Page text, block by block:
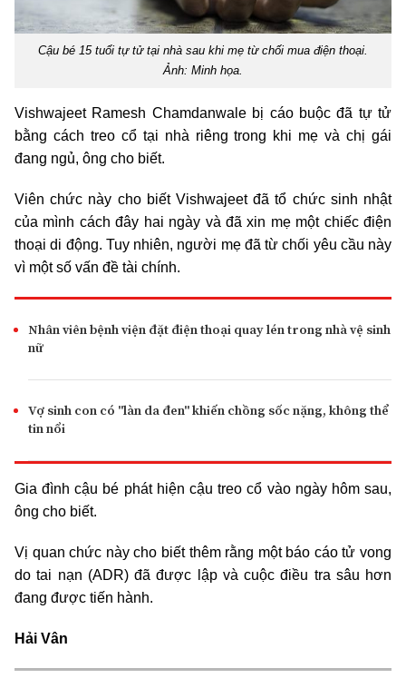
Cậu bé 15 tuổi tự tử tại nhà sau khi mẹ từ chối mua điện thoại.
Ảnh: Minh họa.
Vishwajeet Ramesh Chamdanwale bị cáo buộc đã tự tử
bằng cách treo cổ tại nhà riêng trong khi mẹ và chị gái
đang ngủ, ông cho biết.
Viên chức này cho biết Vishwajeet đã tổ chức sinh nhật
của mình cách đây hai ngày và đã xin mẹ một chiếc điện
thoại di động. Tuy nhiên, người mẹ đã từ chối yêu cầu này
vì một số vấn đề tài chính.
Nhân viên bệnh viện đặt điện thoại quay lén trong nhà vệ sinh
nữ
Vợ sinh con có "làn da đen" khiến chồng sốc nặng, không thể
tin nổi
Gia đình cậu bé phát hiện cậu treo cổ vào ngày hôm sau,
ông cho biết.
Vị quan chức này cho biết thêm rằng một báo cáo tử vong
do tai nạn (ADR) đã được lập và cuộc điều tra sâu hơn
đang được tiến hành.
Hải Vân